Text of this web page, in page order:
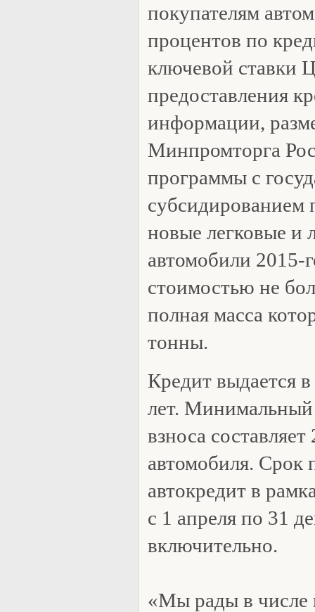
покупателям
процентов по
ключевой ставки
предоставления
информации,
Минпромторга
программы с
субсидированием
новые легковые и
автомобили 2015-
стоимостью не
полная масса
тонны.
Кредит выдается
лет. Минимальный
взноса
автомобиля. Срок
автокредит в
с 1 апреля по 31
включительно.
«Мы рады в числе